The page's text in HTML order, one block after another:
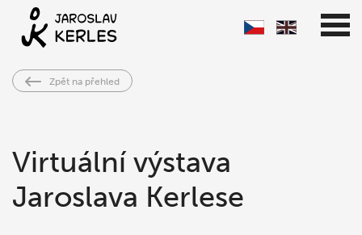
Zpět na přehled
Virtuální výstava
Jaroslava Kerlese